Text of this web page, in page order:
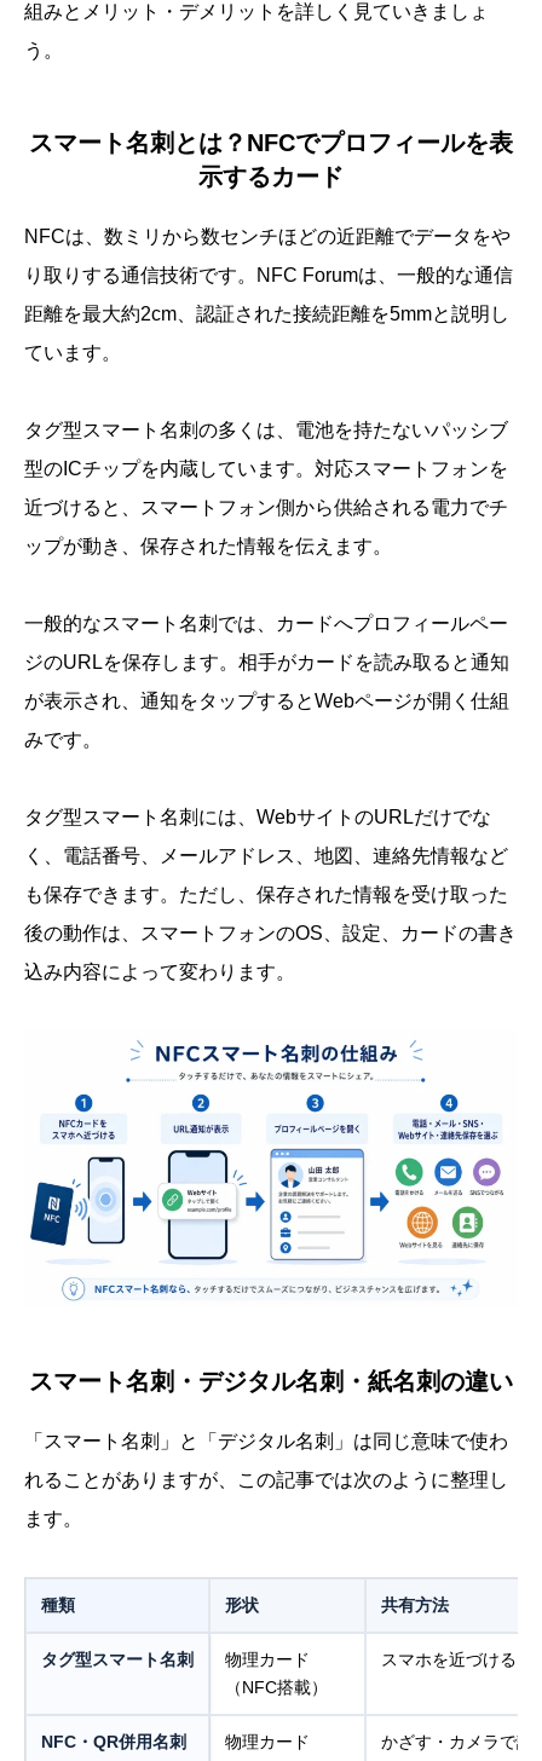
組みとメリット・デメリットを詳しく見ていきましょ
う。
スマート名刺とは？NFCでプロフィールを表
示するカード
NFCは、数ミリから数センチほどの近距離でデータをや
り取りする通信技術です。NFC Forumは、一般的な通信
距離を最大約2cm、認証された接続距離を5mmと説明し
ています。
タグ型スマート名刺の多くは、電池を持たないパッシブ
型のICチップを内蔵しています。対応スマートフォンを
近づけると、スマートフォン側から供給される電力でチ
ップが動き、保存された情報を伝えます。
一般的なスマート名刺では、カードへプロフィールペー
ジのURLを保存します。相手がカードを読み取ると通知
が表示され、通知をタップするとWebページが開く仕組
みです。
タグ型スマート名刺には、WebサイトのURLだけでな
く、電話番号、メールアドレス、地図、連絡先情報など
も保存できます。ただし、保存された情報を受け取った
後の動作は、スマートフォンのOS、設定、カードの書き
込み内容によって変わります。
スマート名刺・デジタル名刺・紙名刺の違い
「スマート名刺」と「デジタル名刺」は同じ意味で使わ
れることがありますが、この記事では次のように整理し
ます。
種類 形状 共有方法
タグ型スマート名刺
物理カード
（NFC搭載）
スマホを近づける
NFC・QR併用名刺
物理カード
かざす・カメラで読